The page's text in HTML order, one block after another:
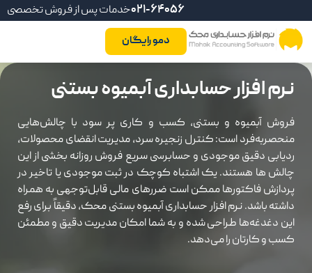
خدمات پس از فروش تخصصی021-64056
دمو رایگان
نرم افزار حسابداری آبمیوه بستنی
فروش آبمیوه و بستنی، کسب و کاری پر سود با چالش‌هایی
منحصربه‌فرد است: کنترل زنجیره سرد، مدیریت انقضای محصولات،
ردیابی دقیق موجودی و حسابرسی سریع فروش روزانه بخشی از این
چالش ها هستند. یک اشتباه کوچک در ثبت موجودی یا تاخیر در
پردازش فاکتورها ممکن است ضررهای مالی قابل‌توجهی به همراه
داشته باشد. نرم افزار حسابداری آبمیوه بستنی محک، دقیقاً برای رفع
این دغدغه‌ها طراحی شده و به شما امکان مدیریت دقیق و مطمئن
کسب و کارتان را می‌دهد.